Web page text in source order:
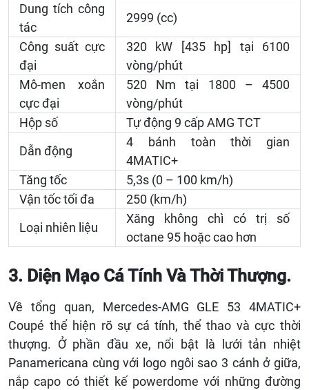
Dung tích công
tác
2999 (cc)
Công suất cực
đại
320 kW [435 hp] tại 6100
vòng/phút
Mô-men xoắn
cực đại
520 Nm tại 1800 – 4500
vòng/phút
Hộp số
Tự động 9 cấp AMG TCT
Dẫn động
4 bánh toàn thời gian
4MATIC+
Tăng tốc
5,3s (0 – 100 km/h)
Vận tốc tối đa
250 (km/h)
Loại nhiên liệu
Xăng không chì có trị số
octane 95 hoặc cao hơn
3. Diện Mạo Cá Tính Và Thời Thượng.
Về tổng quan, Mercedes-AMG GLE 53 4MATIC+
Coupé thể hiện rõ sự cá tính, thể thao và cực thời
thượng. Ở phần đầu xe, nổi bật là lưới tản nhiệt
Panamericana cùng với logo ngôi sao 3 cánh ở giữa,
nắp capo có thiết kế powerdome với những đường